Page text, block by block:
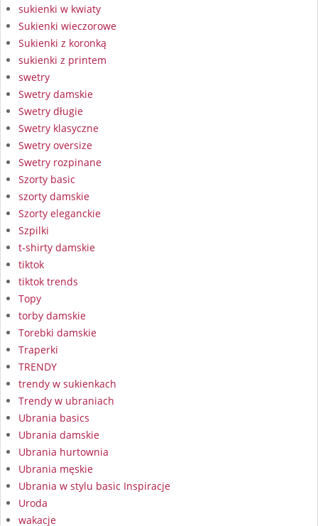
sukienki w kwiaty
Sukienki wieczorowe
Sukienki z koronką
sukienki z printem
swetry
Swetry damskie
Swetry długie
Swetry klasyczne
Swetry oversize
Swetry rozpinane
Szorty basic
szorty damskie
Szorty eleganckie
Szpilki
t-shirty damskie
tiktok
tiktok trends
Topy
torby damskie
Torebki damskie
Traperki
TRENDY
trendy w sukienkach
Trendy w ubraniach
Ubrania basics
Ubrania damskie
Ubrania hurtownia
Ubrania męskie
Ubrania w stylu basic Inspiracje
Uroda
wakacje